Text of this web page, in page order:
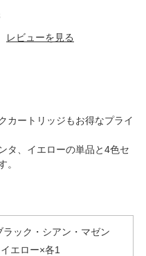
シアン
レビューを見る
カートリッジもお得なプライ
タ、イエローの単品と4色セ
。
ラック・シアン・マゼン
エロー×各1